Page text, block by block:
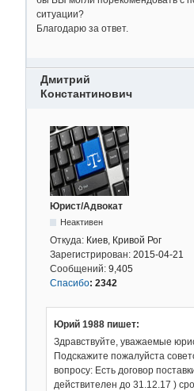
ситуации?
Благодарю за ответ.
Дмитрий
Константинович
Юрист/Адвокат
Неактивен
Откуда: Киев, Кривой Рог
Зарегистрирован: 2015-04-21
Сообщений: 9,405
Спасибо: 2342
Юрий 1988 пишет:
Здравствуйте, уважаемые
Подскажите пожалуйста
вопросу: Есть договор
действителен до 31.12.17 )